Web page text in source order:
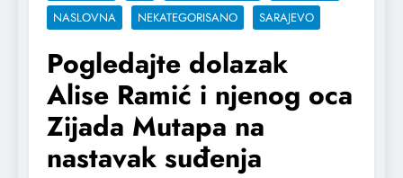
NASLOVNA
NEKATEGORISANO SARAJEVO
Pogledajte dolazak
Alise Ramić i njenog oca
Zijada Mutapa na
nastavak suđenja